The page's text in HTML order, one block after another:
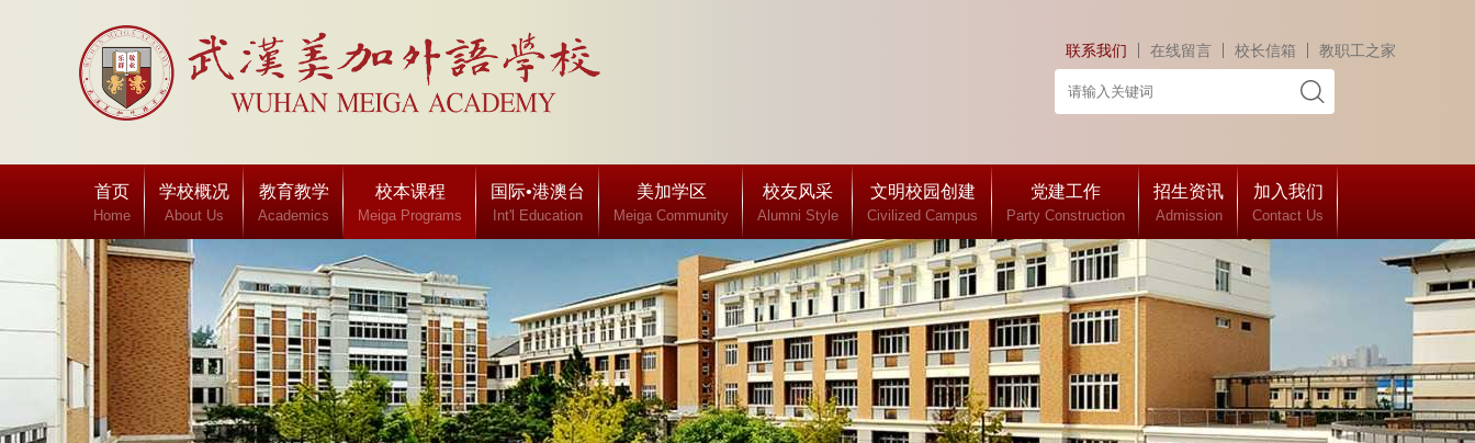
联系我们 在线留言 校长信箱 教职工之家
首页
Home
学校概况
About Us
教育教学
Academics
校本课程
Meiga Programs
国际•港澳台
Int'l Education
美加学区
Meiga Community
校友风采
Alumni Style
文明校园创建
Civilized Campus
党建工作
Party Construction
招生资讯
Admission
加入我们
Contact Us
班级博客
Class blog